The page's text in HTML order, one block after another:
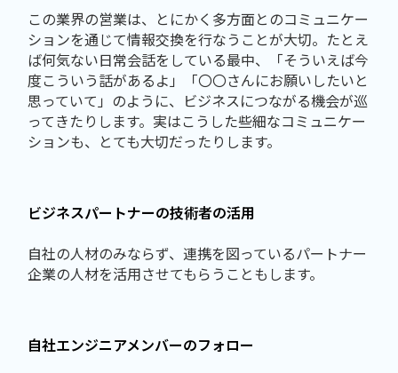
この業界の営業は、とにかく多方面とのコミュニケー
ションを通じて情報交換を行なうことが大切。たとえ
ば何気ない日常会話をしている最中、「そういえば今
度こういう話があるよ」「〇〇さんにお願いしたいと
思っていて」のように、ビジネスにつながる機会が巡
ってきたりします。実はこうした些細なコミュニケー
ションも、とても大切だったりします。
ビジネスパートナーの技術者の活用
自社の人材のみならず、連携を図っているパートナー
企業の人材を活用させてもらうこともします。
自社エンジニアメンバーのフォロー